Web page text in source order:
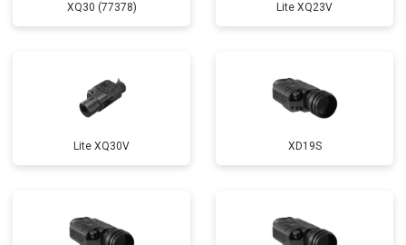
XQ30 (77378) Lite XQ23V
Lite XQ30V XD19S